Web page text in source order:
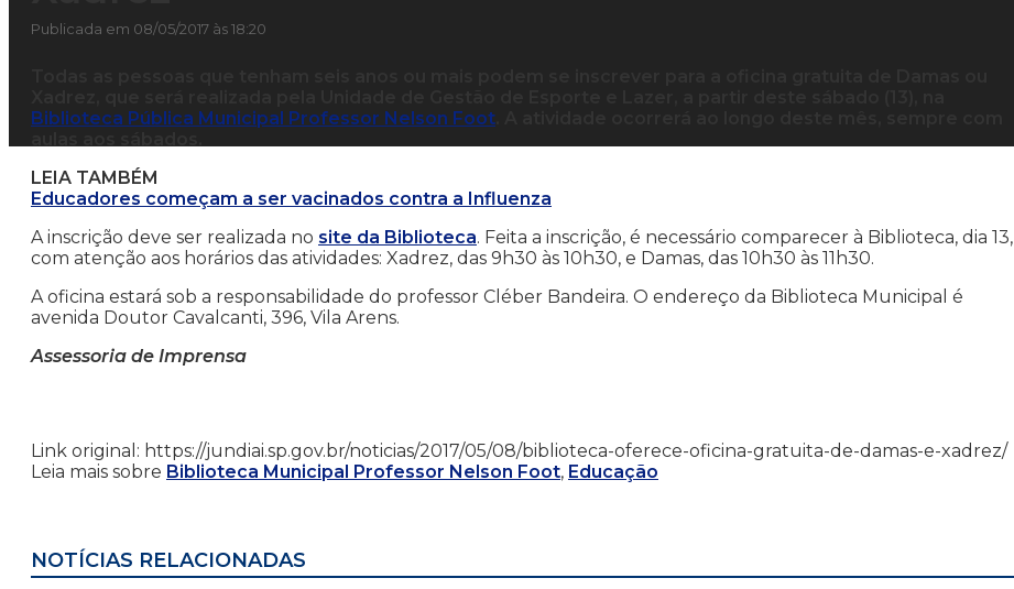
Publicada em 08/05/2017 às 18:20
Biblioteca Pública Municipal Professor Nelson Foot
LEIA TAMBÉM
Educadores começam a ser vacinados contra a Influenza
A inscrição deve ser realizada no site da Biblioteca. Feita a inscrição, é necessário comparecer à Biblioteca, dia 13,
com atenção aos horários das atividades: Xadrez, das 9h30 às 10h30, e Damas, das 10h30 às 11h30.
A oficina estará sob a responsabilidade do professor Cléber Bandeira. O endereço da Biblioteca Municipal é
avenida Doutor Cavalcanti, 396, Vila Arens.
Assessoria de Imprensa
Link original: https://jundiai.sp.gov.br/noticias/2017/05/08/biblioteca-oferece-oficina-gratuita-de-damas-e-xadrez/
Leia mais sobre Biblioteca Municipal Professor Nelson Foot, Educação
NOTÍCIAS RELACIONADAS